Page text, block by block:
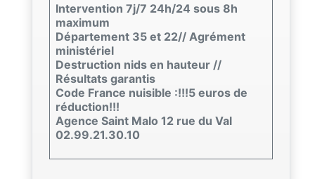
Intervention 7j/7 24h/24 sous 8h
maximum
Département 35 et 22// Agrément
ministériel
Destruction nids en hauteur //
Résultats garantis
Code France nuisible :!!!5 euros de
réduction!!!
Agence Saint Malo 12 rue du Val
02.99.21.30.10